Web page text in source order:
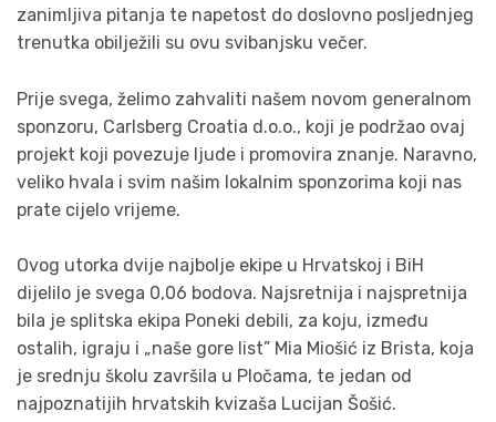
zanimljiva pitanja te napetost do doslovno posljednjeg
trenutka obilježili su ovu svibanjsku večer.
Prije svega, želimo zahvaliti našem novom generalnom
sponzoru, Carlsberg Croatia d.o.o., koji je podržao ovaj
projekt koji povezuje ljude i promovira znanje. Naravno,
veliko hvala i svim našim lokalnim sponzorima koji nas
prate cijelo vrijeme.
Ovog utorka dvije najbolje ekipe u Hrvatskoj i BiH
dijelilo je svega 0,06 bodova. Najsretnija i najspretnija
bila je splitska ekipa Poneki debili, za koju, između
ostalih, igraju i „naše gore list” Mia Miošić iz Brista, koja
je srednju školu završila u Pločama, te jedan od
najpoznatijih hrvatskih kvizaša Lucijan Šošić.